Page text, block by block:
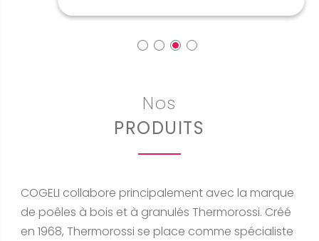
Nos
PRODUITS
COGELI collabore principalement avec la marque
de poêles à bois et à granulés Thermorossi. Créé
en 1968, Thermorossi se place comme spécialiste